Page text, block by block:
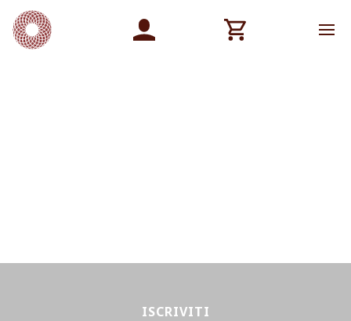
ISCRIVITI